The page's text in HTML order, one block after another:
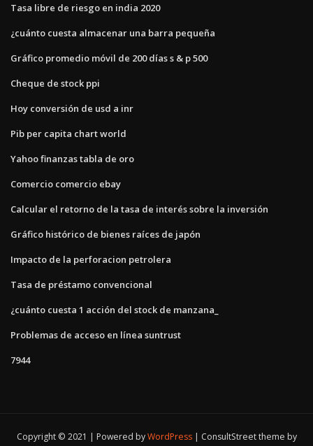
Tasa libre de riesgo en india 2020
¿cuánto cuesta almacenar una barra pequeña
Gráfico promedio móvil de 200 días s & p 500
Cheque de stock ppi
Hoy conversión de usd a inr
Pib per capita chart world
Yahoo finanzas tabla de oro
Comercio comercio ebay
Calcular el retorno de la tasa de interés sobre la inversión
Gráfico histórico de bienes raíces de japón
Impacto de la perforacion petrolera
Tasa de préstamo convencional
¿cuánto cuesta 1 acción del stock de manzana_
Problemas de acceso en línea suntrust
7944
Copyright © 2021 | Powered byWordPress
ConsultStreet theme by